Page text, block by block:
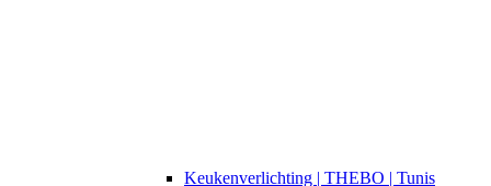
​​Keukenverlichting | THEBO | Tunis